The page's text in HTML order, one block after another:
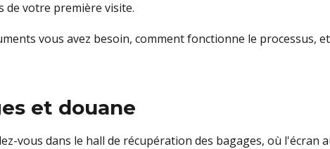
de votre première visite.
vous avez besoin, comment fonctionne le processus, et
et douane
vous dans le hall de récupération des bagages, où l'écran